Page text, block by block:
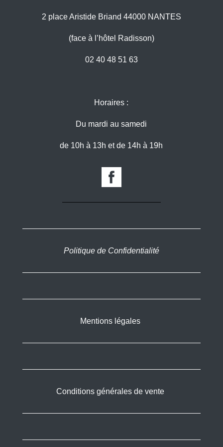
2 place Aristide Briand 44000 NANTES
(face à l’hôtel Radisson)
02 40 48 51 63
Horaires :
Du mardi au samedi
de 10h à 13h et de 14h à 19h
Politique de Confidentialité
Mentions légales
Conditions générales de vente